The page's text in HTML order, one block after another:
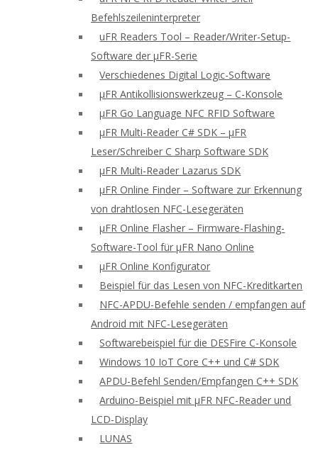
Befehlszeileninterpreter
uFR Readers Tool – Reader/Writer-Setup-
Software der μFR-Serie
Verschiedenes Digital Logic-Software
μFR Antikollisionswerkzeug – C-Konsole
μFR Go Language NFC RFID Software
μFR Multi-Reader C# SDK – μFR
Leser/Schreiber C Sharp Software SDK
μFR Multi-Reader Lazarus SDK
μFR Online Finder – Software zur Erkennung
von drahtlosen NFC-Lesegeräten
μFR Online Flasher – Firmware-Flashing-
Software-Tool für μFR Nano Online
μFR Online Konfigurator
Beispiel für das Lesen von NFC-Kreditkarten
NFC-APDU-Befehle senden / empfangen auf
Android mit NFC-Lesegeräten
Softwarebeispiel für die DESFire C-Konsole
Windows 10 IoT Core C++ und C# SDK
APDU-Befehl Senden/Empfangen C++ SDK
Arduino-Beispiel mit μFR NFC-Reader und
LCD-Display
LUNAS